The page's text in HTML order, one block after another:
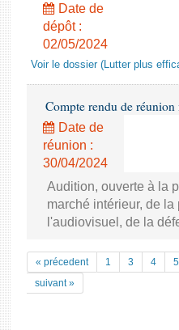
Date de
dépôt :
02/05/2024
Voir le dossier (Lutter plus
Compte rendu de réunion
Date de
réunion :
30/04/2024
Audition, ouverte à la
marché intérieur, de
l'audiovisuel, de la
« précedent 1 3 4 5
suivant »